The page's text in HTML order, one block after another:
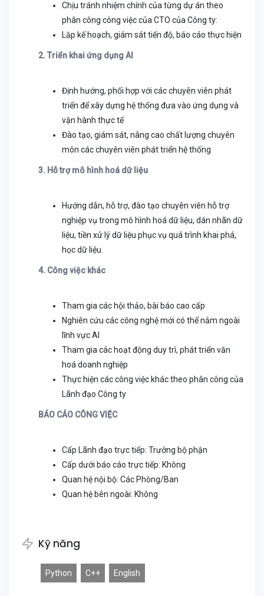
Chịu tránh nhiệm chính của từng dự án theo
phân công công việc của CTO của Công ty:
Lập kế hoạch, giám sát tiến độ, báo cáo thực hiện
2. Triển khai ứng dụng AI
Định hướng, phối hợp với các chuyên viên phát
triển để xây dựng hệ thống đưa vào ứng dụng và
vận hành thực tế
Đào tạo, giám sát, nâng cao chất lượng chuyên
môn các chuyên viên phát triển hệ thống
3. Hỗ trợ mô hình hoá dữ liệu
Hướng dẫn, hỗ trợ, đào tạo chuyên viên hỗ trợ
nghiệp vụ trong mô hình hoá dữ liệu, dán nhãn dữ
liệu, tiền xử lý dữ liệu phục vụ quá trình khai phá,
học dữ liệu.
4. Công việc khác
Tham gia các hội thảo, bài báo cao cấp
Nghiên cứu các công nghệ mới có thể nằm ngoài
lĩnh vực AI
Tham gia các hoạt động duy trì, phát triển văn
hoá doanh nghiệp
Thực hiện các công việc khác theo phân công của
Lãnh đạo Công ty
BÁO CÁO CÔNG VIỆC
Cấp Lãnh đạo trực tiếp: Trưởng bộ phận
Cấp dưới báo cáo trực tiếp: Không
Quan hệ nội bộ: Các Phòng/Ban
Quan hệ bên ngoài: Không
Kỹ năng
Python C++ English